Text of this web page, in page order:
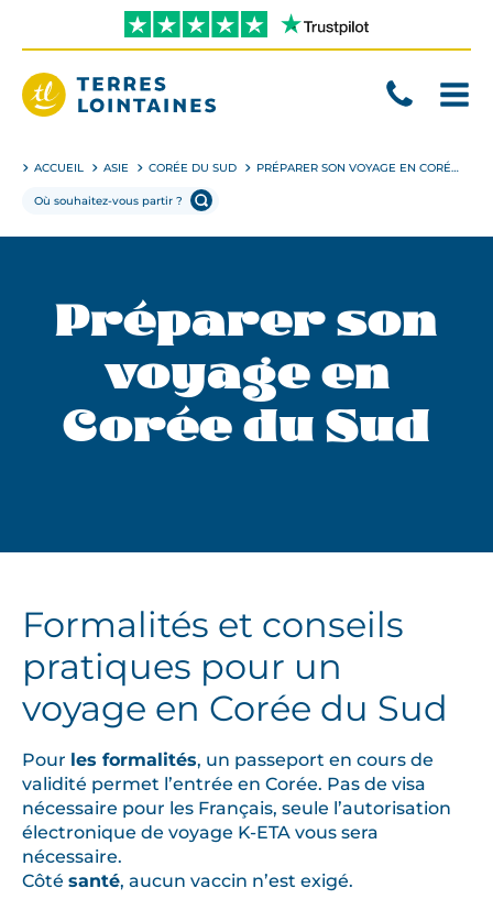
directement
contenu
ACCUEIL ASIE CORÉE DU SUD PRÉPARER SON VOYAGE EN CORÉE DU SUD
Préparer son
voyage en
Corée du Sud
Formalités et conseils
pratiques pour un
voyage en Corée du Sud
Pour les formalités, un passeport en cours de
validité permet l’entrée en Corée. Pas de visa
nécessaire pour les Français, seule l’autorisation
électronique de voyage K-ETA vous sera
nécessaire.
Côté santé, aucun vaccin n’est exigé.